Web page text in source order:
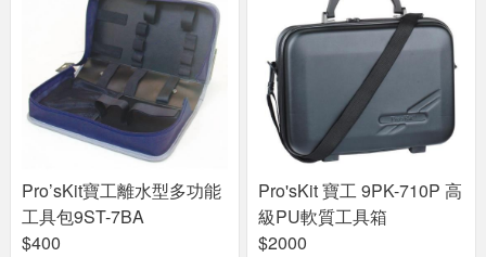
Pro’sKit寶工離水型多功能
工具包9ST-7BA
$400
Pro'sKit 寶工 9PK-710P 高
級PU軟質工具箱
$2000